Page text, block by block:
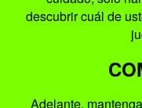
descubrir cuál de
Adelante,